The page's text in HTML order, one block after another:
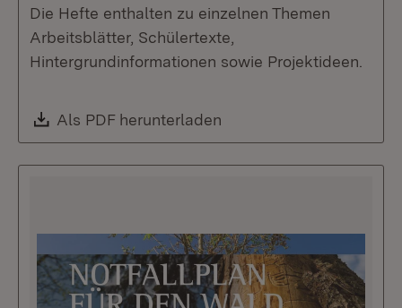
Die Hefte enthalten zu einzelnen Themen
Arbeitsblätter, Schülertexte,
Hintergrundinformationen sowie Projektideen.
Download:
Als PDF herunterladen